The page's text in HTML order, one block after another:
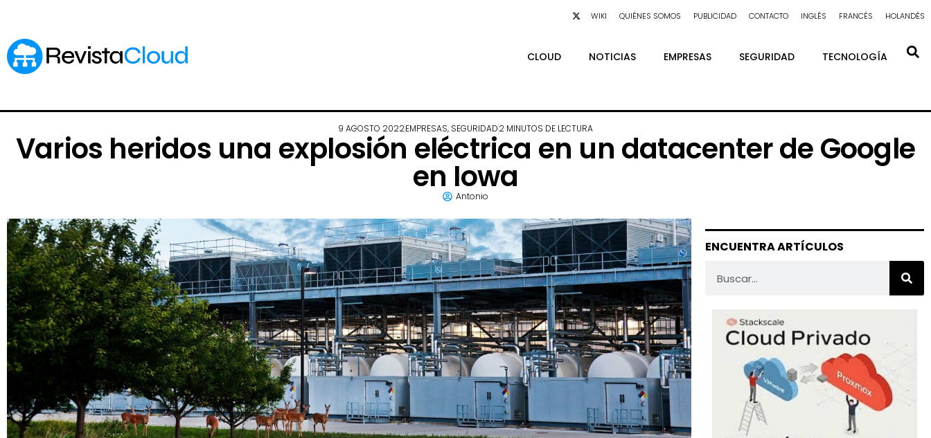
WIKI QUIÉNES SOMOS PUBLICIDAD CONTACTO INGLÉS FRANCÉS HOLANDÉS
CLOUD NOTICIAS EMPRESAS SEGURIDAD TECNOLOGÍA
9 AGOSTO 2022EMPRESAS, SEGURIDAD2 MINUTOS DE LECTURA
Varios heridos una explosión eléctrica en un datacenter de Google
en Iowa
Antonio
ENCUENTRA ARTÍCULOS